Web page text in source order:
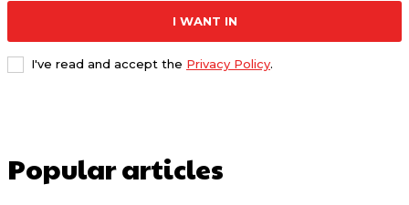
I WANT IN
I've read and accept the Privacy Policy.
Popular articles